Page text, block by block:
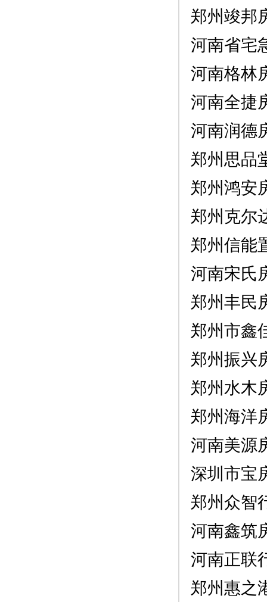
郑州竣邦
河南省宅
河南格林
河南全捷
河南润德
郑州思品
郑州鸿安
郑州克尔
郑州信能
河南宋氏
郑州丰民
郑州市鑫
郑州振兴
郑州水木
郑州海洋
河南美源
深圳市宝
郑州众智
河南鑫筑
河南正联
郑州惠之